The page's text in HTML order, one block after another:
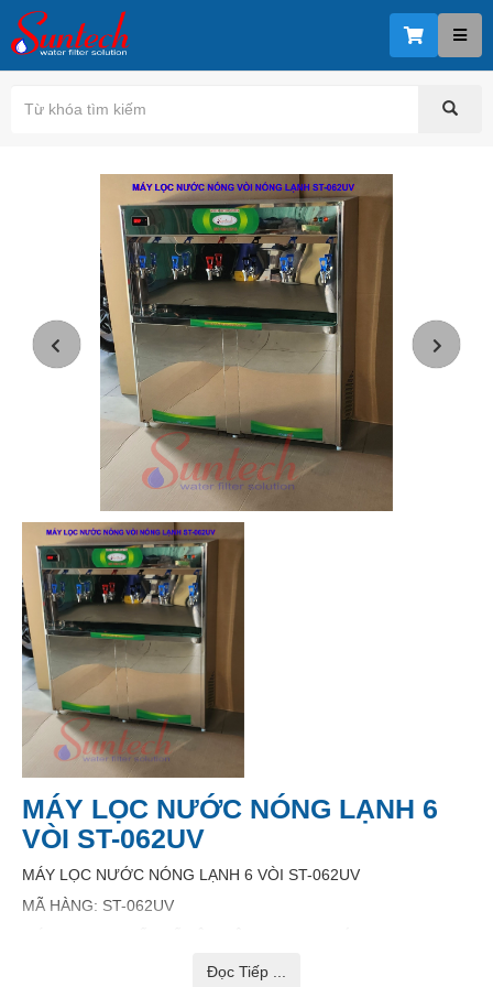
MÁY LỌC NƯỚC NÓNG LẠNH 6
VÒI ST-062UV
MÁY LỌC NƯỚC NÓNG LẠNH 6 VÒI ST-062UV
MÃ HÀNG: ST-062UV
CÔNG NGHỆ LỌC NANO VÀ DIỆT KHUẨN UV
Đọc Tiếp ...